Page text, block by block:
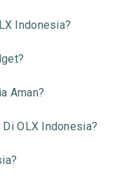
Indonesia?
Aman?
OLX Indonesia?